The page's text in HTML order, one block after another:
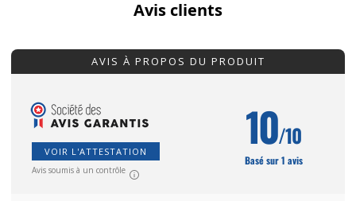
Avis clients
AVIS À PROPOS DU PRODUIT
VOIR L'ATTESTATION
Avis soumis à un contrôle
10/10
Basé sur 1 avis